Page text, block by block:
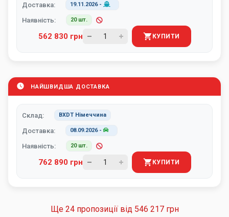
Доставка: 19.11.2026-
Наявність: 20 шт.
562 830 грн КУПИТИ
НАЙШВИДША ДОСТАВКА
Склад: BXDT Німеччина
Доставка: 08.09.2026-
Наявність: 20 шт.
762 890 грн КУПИТИ
Ще 24 пропозиції від 546 217 грн